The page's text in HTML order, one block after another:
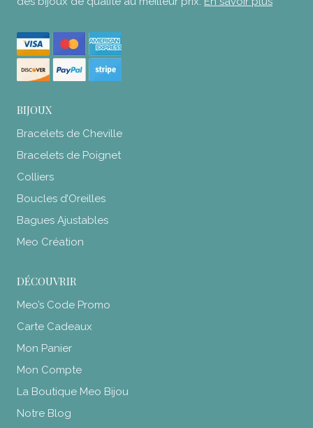
BIJOUX
Bracelets de Cheville
Bracelets de Poignet
Colliers
Boucles d’Oreilles
Bagues Ajustables
Meo Création
DÉCOUVRIR
Meo’s Code Promo
Carte Cadeaux
Mon Panier
Mon Compte
La Boutique Meo Bijou
Notre Blog